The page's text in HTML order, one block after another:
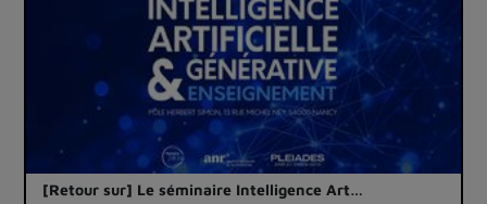
[Retour sur] Le séminaire Intelligence Art…